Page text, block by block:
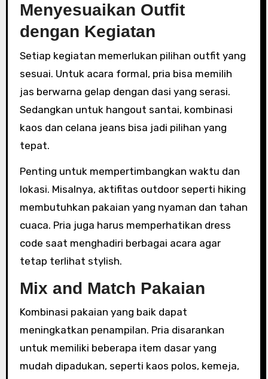
Menyesuaikan Outfit
dengan Kegiatan
Setiap kegiatan memerlukan pilihan outfit yang
sesuai. Untuk acara formal, pria bisa memilih
jas berwarna gelap dengan dasi yang serasi.
Sedangkan untuk hangout santai, kombinasi
kaos dan celana jeans bisa jadi pilihan yang
tepat.
Penting untuk mempertimbangkan waktu dan
lokasi. Misalnya, aktifitas outdoor seperti hiking
membutuhkan pakaian yang nyaman dan tahan
cuaca. Pria juga harus memperhatikan dress
code saat menghadiri berbagai acara agar
tetap terlihat stylish.
Mix and Match Pakaian
Kombinasi pakaian yang baik dapat
meningkatkan penampilan. Pria disarankan
untuk memiliki beberapa item dasar yang
mudah dipadukan, seperti kaos polos, kemeja,